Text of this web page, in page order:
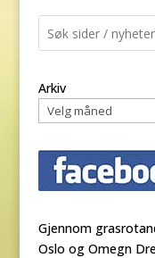
Arkiv
Gjennom
Oslo og Omegn